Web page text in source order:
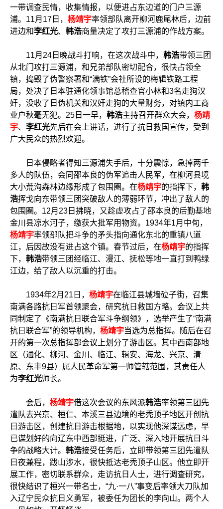
一带调查民情，收集情报，以便进占东边道的门户三源
浦。11月17日， 杨靖宇率领部队离开柳河鹿尾林后，边前
进边和李红光、 韩浩商量决定了攻打三源浦的作战方案。
11月24日晚战斗打响，在这次战斗中， 韩浩带领三团
从北门攻打三源浦，和兄弟部队密切配合，很快占领全
镇，捣毁了伪警察署和“满铁”会社所设的梅辑铁路工程
局，处决了日本驻通化领事馆总稽查官小林和3名走狗汉
奸，没收了日伪机关和汉奸走狗的大量财务，对镇内工商
业户秋毫无犯。25日一早， 韩浩主持召开群众大会， 杨靖
宇、 李红光先后在会上讲话，进行了抗日救国宣传，受到
广大民众的热烈欢迎。
日本侵略者得知三源浦失手后，十分震惊，急掉两千
多人的队伍，会同邵本良的伪军追击人民军，在柳河县境
大小荒沟森林边缘形成了包围圈。在杨靖宇的指挥下， 韩
浩挥戈向东带领三团突破敌人的薄弱环节，冲出了敌人的
包围圈。12月23日拂晓，又趁虚攻占了邵本良的后勤基地
金川县凉水河子，缴获大批军用物资。1934年1月中旬，
杨靖宇率领部队把斗争的矛头指向通化东北的重镇八道
江，后因故没有进占这个镇。春节过后，在杨靖宇的指挥
下， 韩浩带领三团经临江、漫江、抚松等地一直打到鸭绿
江边，给了敌人以沉重的打击。
1934年2月21日， 杨靖宇在临江县城墙砬子街，召集
南满各路抗日军首领聚会，研究抗日救国方略。会议上共
同制定了《南满抗日联合军斗争纲领》，选举产生了“南满
抗日联合军”的领导机构， 杨靖宇当选为总指挥。随后在召
开的第一次总指挥部会议上划分了游击区。其中西南部地
区（通化、柳河、金川、临江、辑安、海龙、兴京、清
原、东丰9县）属人民革命军第一师管辖范围，其责任人
为李红光师长。
会后， 杨靖宇借这次会议的东风派韩浩率领第三团先
遣队去兴京、桓仁、本溪三县边境的老秃顶子地区开创抗
日游击区，创建抗日游击根据地，以实现他深谋远虑，早
已谋划好的向辽东中西部挺进，广泛、深入地开展抗日斗
争的战略大计。 韩浩接受任务后，立即带领第三团先遣队
日夜兼程，跋山涉水，很快抵达老秃顶子山区。他立即开
展工作，密切联系群众，走访抗日人士，进行调查研究，
很快结识了桓兴一带名士，“九·一八”事变后率领大刀队加
入辽宁民众抗日义勇军，被委任为团长的李向山。两个人